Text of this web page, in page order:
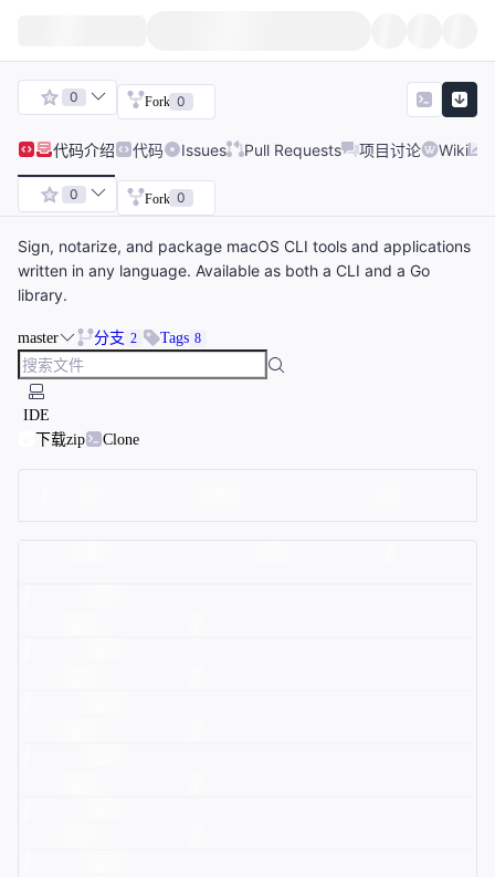
0 Fork 0
代码介绍 代码 Issues Pull Requests 项目讨论 Wiki
0 Fork 0
Sign, notarize, and package macOS CLI tools and applications
written in any language. Available as both a CLI and a Go
library.
master 分支 2 Tags 8
IDE
下载zip
Clone